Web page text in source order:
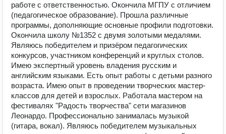
работе с ответственностью. Окончила МГПУ с отличием
(педагогическое образование). Прошла различные
программы, дополняющие основные профили подготовки.
Окончила школу №1352 с двумя золотыми медалями.
Являюсь победителем и призёром педагогических
конкурсов, участником конференций и круглых столов.
Имею экспертный уровень владения русским и
английским языками. Есть опыт работы с детьми разного
возраста. Имею опыт в проведении творческих мастер-
классов для детей и взрослых. Работала мастером на
фестивалях "Радость творчества" сети магазинов
Леонардо. Профессионально занималась музыкой
(гитара, вокал). Являюсь победителем музыкальных